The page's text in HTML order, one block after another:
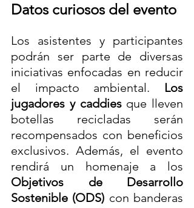
Datos curiosos del evento
Los asistentes y participantes
podrán ser parte de diversas
iniciativas enfocadas en reducir
el impacto ambiental. Los
jugadores y caddies que lleven
botellas recicladas serán
recompensados con beneficios
exclusivos. Además, el evento
Objetivos de Desarrollo
Sostenible (ODS) con banderas